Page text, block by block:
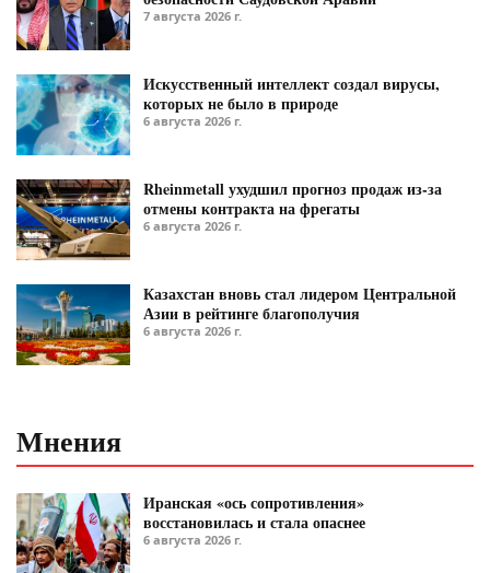
7 августа 2026 г.
Искусственный интеллект создал вирусы,
которых не было в природе
6 августа 2026 г.
Rheinmetall ухудшил прогноз продаж из-за
отмены контракта на фрегаты
6 августа 2026 г.
Казахстан вновь стал лидером Центральной
Азии в рейтинге благополучия
6 августа 2026 г.
Мнения
Иранская «ось сопротивления»
восстановилась и стала опаснее
6 августа 2026 г.